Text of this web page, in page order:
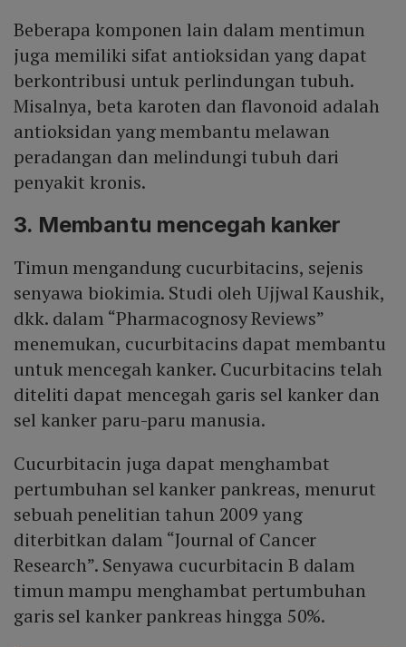
Beberapa komponen lain dalam mentimun
juga memiliki sifat antioksidan yang dapat
berkontribusi untuk perlindungan tubuh.
Misalnya, beta karoten dan flavonoid adalah
antioksidan yang membantu melawan
peradangan dan melindungi tubuh dari
penyakit kronis.
3. Membantu mencegah kanker
Timun mengandung cucurbitacins, sejenis
senyawa biokimia. Studi oleh Ujjwal Kaushik,
dkk. dalam “Pharmacognosy Reviews”
menemukan, cucurbitacins dapat membantu
untuk mencegah kanker. Cucurbitacins telah
diteliti dapat mencegah garis sel kanker dan
sel kanker paru-paru manusia.
Cucurbitacin juga dapat menghambat
pertumbuhan sel kanker pankreas, menurut
sebuah penelitian tahun 2009 yang
diterbitkan dalam “Journal of Cancer
Research”. Senyawa cucurbitacin B dalam
timun mampu menghambat pertumbuhan
garis sel kanker pankreas hingga 50%.